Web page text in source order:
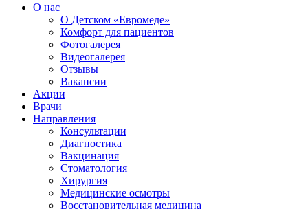
О нас
О Детском «Евромеде»
Комфорт для пациентов
Фотогалерея
Видеогалерея
Отзывы
Вакансии
Акции
Врачи
Направления
Консультации
Диагностика
Вакцинация
Стоматология
Хирургия
Медицинские осмотры
Восстановительная медицина